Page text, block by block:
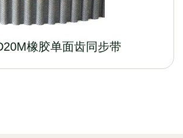
橡胶单面齿同步带